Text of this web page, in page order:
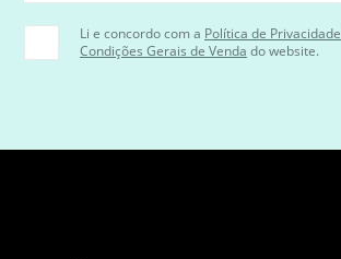
Li e concordo com a Política de Privacidade
Condições Gerais de Venda do website.